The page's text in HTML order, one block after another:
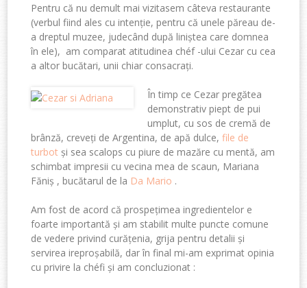
Pentru că nu demult mai vizitasem câteva restaurante
(verbul fiind ales cu intenție, pentru că unele păreau de-
a dreptul muzee, judecând după liniștea care domnea
în ele), am comparat atitudinea chéf -ului Cezar cu cea
a altor bucătari, unii chiar consacrați.
În timp ce Cezar pregătea
demonstrativ piept de pui
umplut, cu sos de cremă de
brânză, creveți de Argentina, de apă dulce,file de
turbotși sea scalops cu piure de mazăre cu mentă, am
schimbat impresii cu vecina mea de scaun, Mariana
Făniș , bucătarul de la Da Mario .
Am fost de acord că prospețimea ingredientelor e
foarte importantă și am stabilit multe puncte comune
de vedere privind curățenia, grija pentru detalii și
servirea ireproșabilă, dar în final mi-am exprimat opinia
cu privire la chéfi și am concluzionat :